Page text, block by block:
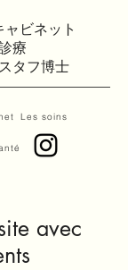
ビネット
療
タフ博士
Les soins
avec